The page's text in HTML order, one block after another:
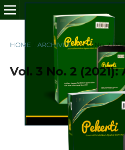
HOME ARCHIVES / Vol. 3 No. 2
Vol. 3 No. 2 (2021):